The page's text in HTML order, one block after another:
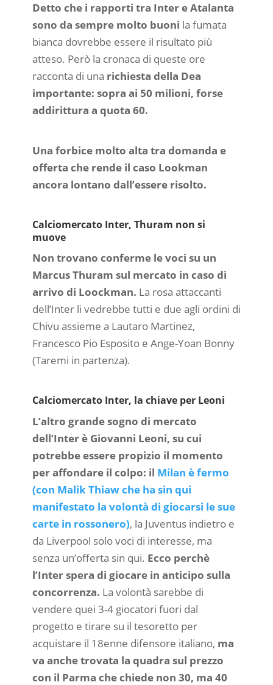
Detto che i rapporti tra Inter e Atalanta
sono da sempre molto buoni la fumata
bianca dovrebbe essere il risultato più
atteso. Però la cronaca di queste ore
racconta di una richiesta della Dea
importante: sopra ai 50 milioni, forse
addirittura a quota 60.
Una forbice molto alta tra domanda e
offerta che rende il caso Lookman
ancora lontano dall’essere risolto.
Calciomercato Inter, Thuram non si
muove
Non trovano conferme le voci su un
Marcus Thuram sul mercato in caso di
arrivo di Loockman. La rosa attaccanti
dell’Inter li vedrebbe tutti e due agli ordini di
Chivu assieme a Lautaro Martinez,
Francesco Pio Esposito e Ange-Yoan Bonny
(Taremi in partenza).
Calciomercato Inter, la chiave per Leoni
L’altro grande sogno di mercato
dell’Inter è Giovanni Leoni, su cui
potrebbe essere propizio il momento
per affondare il colpo: il Milan è fermo
(con Malik Thiaw che ha sin qui
manifestato la volontà di giocarsi le sue
carte in rossonero), la Juventus indietro e
da Liverpool solo voci di interesse, ma
senza un’offerta sin qui. Ecco perchè
l’Inter spera di giocare in anticipo sulla
concorrenza. La volontà sarebbe di
vendere quei 3-4 giocatori fuori dal
progetto e tirare su il tesoretto per
acquistare il 18enne difensore italiano, ma
va anche trovata la quadra sul prezzo
con il Parma che chiede non 30, ma 40